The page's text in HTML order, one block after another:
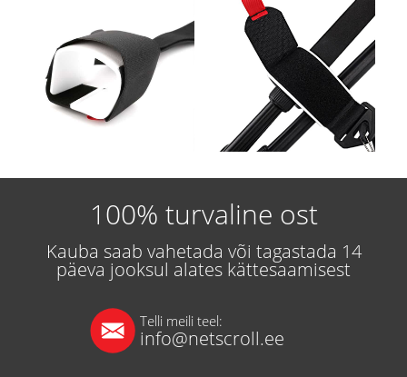
100% turvaline ost
Kauba saab vahetada või tagastada 14
päeva jooksul alates kättesaamisest
Telli meili teel:
info@netscroll.ee